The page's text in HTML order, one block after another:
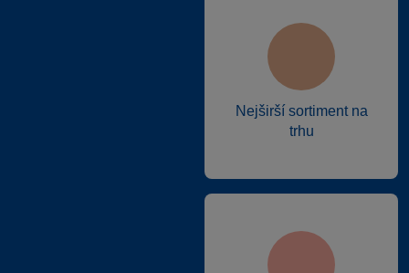
Nejširší sortiment na
trhu